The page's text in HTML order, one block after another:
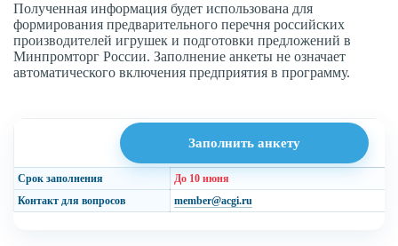
Полученная информация будет использована для
формирования предварительного перечня российских
производителей игрушек и подготовки предложений в
Минпромторг России. Заполнение анкеты не означает
автоматического включения предприятия в программу.
Заполнить анкету
Срок заполнения
До 10 июня
Контакт для вопросов
member@acgi.ru